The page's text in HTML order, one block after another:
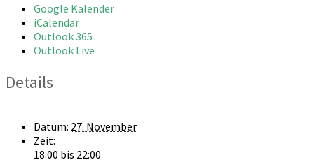
Google Kalender
iCalendar
Outlook 365
Outlook Live
Details
Datum: 27. November
Zeit:
18:00 bis 22:00